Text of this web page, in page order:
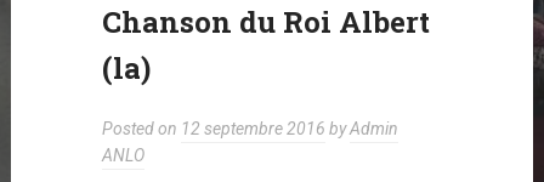
Chanson du Roi Albert
(la)
Posted on 12 septembre 2016 byAdmin
ANLO